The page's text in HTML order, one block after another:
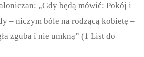
„Gdy będą mówić: Pokój i
– niczym bóle na rodzącą kobietę –
zguba i nie umkną” (1 List do